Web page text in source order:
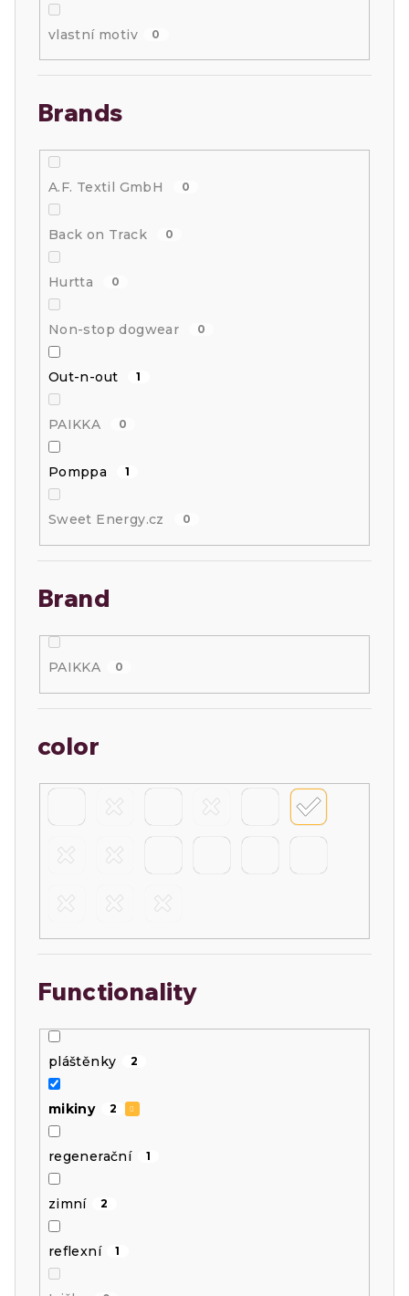
vlastní motiv 0
Brands
A.F. Textil GmbH 0
Back on Track 0
Hurtta 0
Non-stop dogwear 0
Out-n-out 1
PAIKKA 0
Pomppa 1
Sweet Energy.cz 0
Brand
PAIKKA 0
color
Functionality
pláštěnky 2
mikiny 2
regenerační 1
zimní 2
reflexní 1